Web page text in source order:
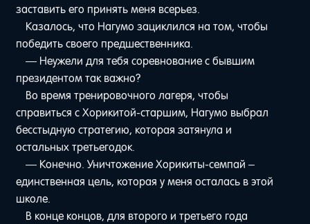
заставить его принять меня всерьез.
Казалось, что Нагумо зациклился на том, чтобы
победить своего предшественника.
— Неужели для тебя соревнование с бывшим
президентом так важно?
Во время тренировочного лагеря, чтобы
справиться с Хорикитой-старшим, Нагумо выбрал
бесстыдную стратегию, которая затянула и
остальных третьегодок.
— Конечно. Уничтожение Хорикиты-семпай –
единственная цель, которая у меня осталась в этой
школе.
В конце концов, для второго и третьего года